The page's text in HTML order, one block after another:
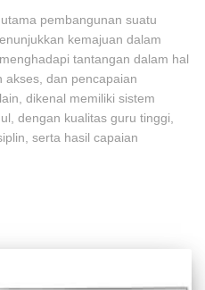
pembangunan suatu
kemajuan dalam
tantangan dalam hal
akses, dan pencapaian
dikenal memiliki sistem
dengan kualitas guru tinggi,
serta hasil capaian